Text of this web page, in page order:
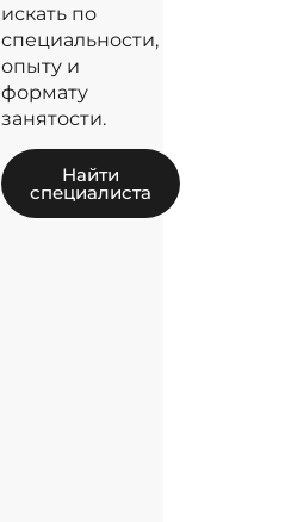
искать по
специальности,
опыту и
формату
занятости.
Найти
специалиста